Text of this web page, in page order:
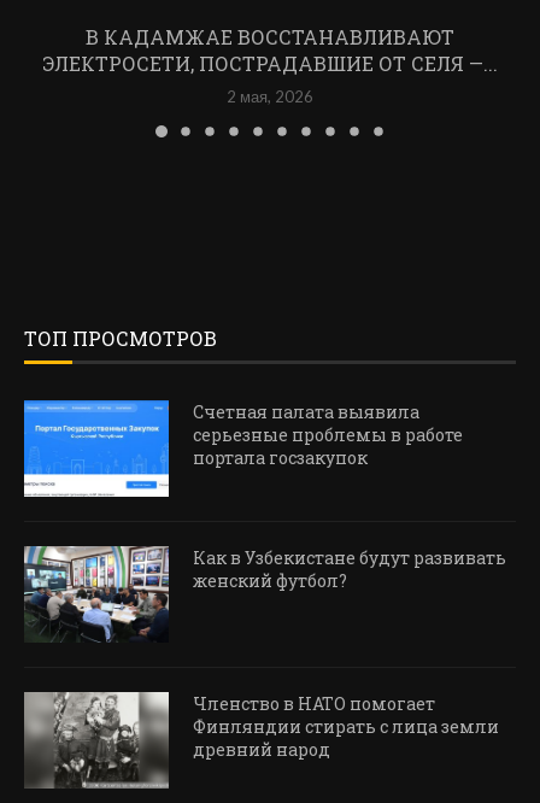
В КАДАМЖАЕ ВОССТАНАВЛИВАЮТ
ЭЛЕКТРОСЕТИ, ПОСТРАДАВШИЕ ОТ СЕЛЯ —...
2 мая, 2026
ТОП ПРОСМОТРОВ
Счетная палата выявила
серьезные проблемы в работе
портала госзакупок
Как в Узбекистане будут развивать
женский футбол?
Членство в НАТО помогает
Финляндии стирать с лица земли
древний народ